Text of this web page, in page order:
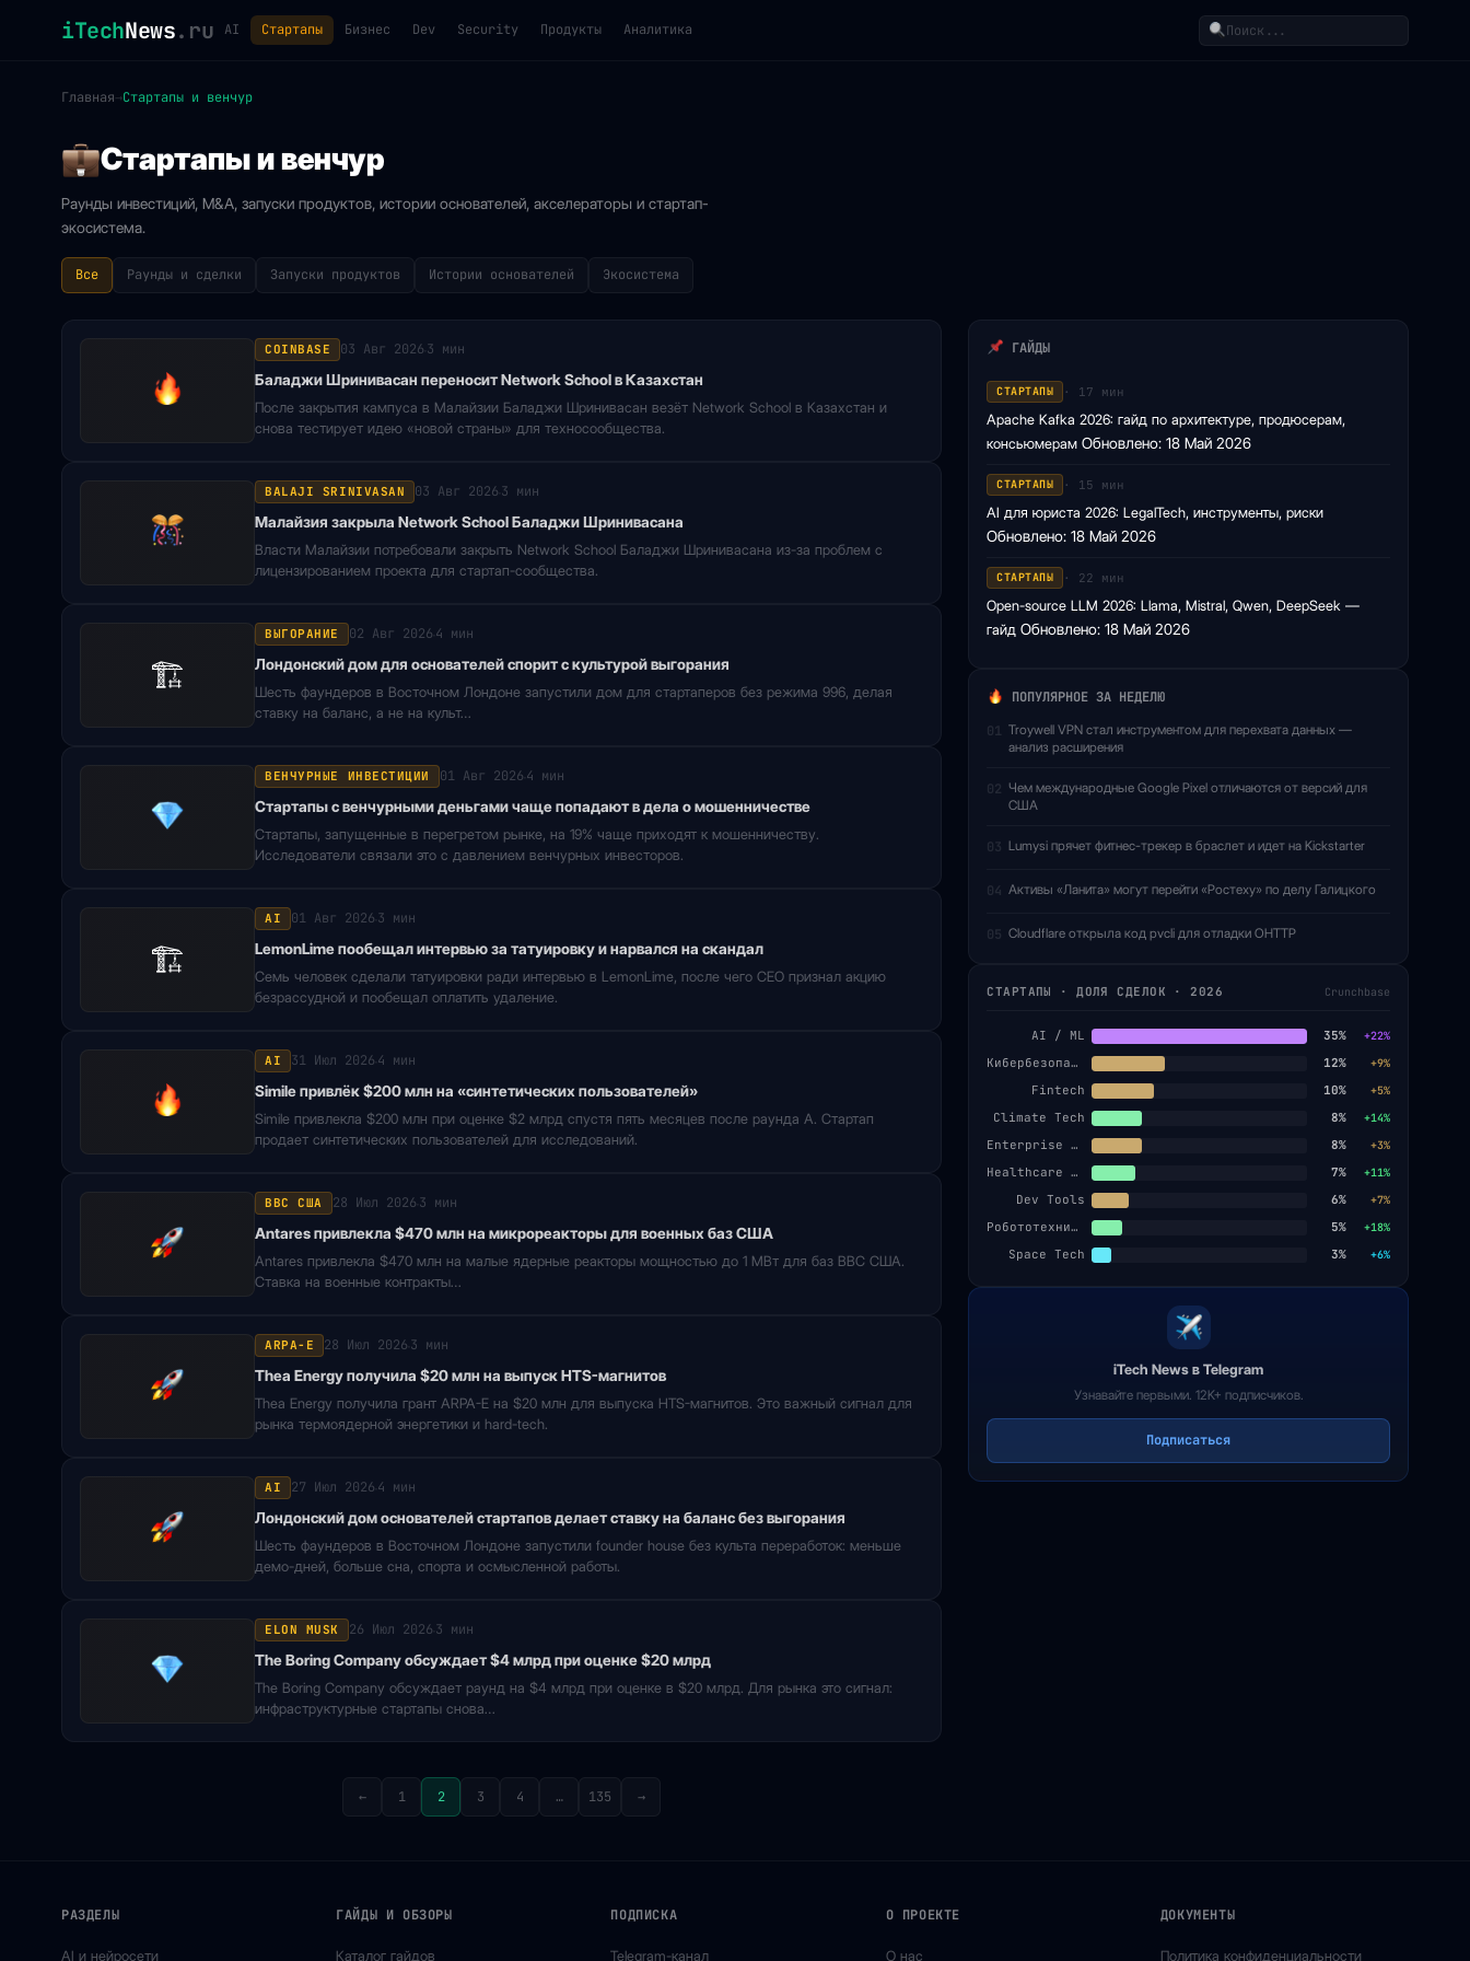
iTechNews.ru AI Стартапы Бизнес Dev Security Продукты Аналитика
Поиск
Главная→Стартапы и венчур
Стартапы и венчур
Раунды инвестиций, M&A, запуски продуктов, истории основателей, акселераторы и стартап-
экосистема.
Все Раунды и сделки Запуски продуктов Истории основателей Экосистема
COINBASE 03 Авг 2026 3 мин
Баладжи Шринивасан переносит Network School в Казахстан
После закрытия кампуса в Малайзии Баладжи Шринивасан везёт Network School в Казахстан и
снова тестирует идею «новой страны» для техносообщества.
BALAJI SRINIVASAN 03 Авг 2026 3 мин
Малайзия закрыла Network School Баладжи Шринивасана
Власти Малайзии потребовали закрыть Network School Баладжи Шринивасана из-за проблем с
лицензированием проекта для стартап-сообщества.
🏗
ВЫГОРАНИЕ 02 Авг 2026 4 мин
Лондонский дом для основателей спорит с культурой выгорания
Шесть фаундеров в Восточном Лондоне запустили дом для стартаперов без режима 996, делая
ставку на баланс, а не на культ…
ВЕНЧУРНЫЕ ИНВЕСТИЦИИ 01 Авг 2026 4 мин
Стартапы с венчурными деньгами чаще попадают в дела о мошенничестве
Стартапы, запущенные в перегретом рынке, на 19% чаще приходят к мошенничеству.
Исследователи связали это с давлением венчурных инвесторов.
🏗
AI 01 Авг 2026 3 мин
LemonLime пообещал интервью за татуировку и нарвался на скандал
Семь человек сделали татуировки ради интервью в LemonLime, после чего CEO признал акцию
безрассудной и пообещал оплатить удаление.
AI 31 Июл 2026 4 мин
Simile привлёк $200 млн на «синтетических пользователей»
Simile привлекла $200 млн при оценке $2 млрд спустя пять месяцев после раунда A. Стартап
продает синтетических пользователей для исследований.
ВВС США 28 Июл 2026 3 мин
Antares привлекла $470 млн на микрореакторы для военных баз США
Antares привлекла $470 млн на малые ядерные реакторы мощностью до 1 МВт для баз ВВС США.
Ставка на военные контракты…
ARPA-E 28 Июл 2026 3 мин
Thea Energy получила $20 млн на выпуск HTS-магнитов
Thea Energy получила грант ARPA-E на $20 млн для выпуска HTS-магнитов. Это важный сигнал для
рынка термоядерной энергетики и hard-tech.
AI 27 Июл 2026 4 мин
Лондонский дом основателей стартапов делает ставку на баланс без выгорания
Шесть фаундеров в Восточном Лондоне запустили founder house без культа переработок: меньше
демо-дней, больше сна, спорта и осмысленной работы.
ELON MUSK 26 Июл 2026 3 мин
The Boring Company обсуждает $4 млрд при оценке $20 млрд
The Boring Company обсуждает раунд на $4 млрд при оценке в $20 млрд. Для рынка это сигнал:
инфраструктурные стартапы снова…
← 1 2 3 4 … 135 →
ГАЙДЫ
СТАРТАПЫ · 17 мин
Apache Kafka 2026: гайд по архитектуре, продюсерам,
консьюмерам Обновлено: 18 Май 2026
СТАРТАПЫ · 15 мин
AI для юриста 2026: LegalTech, инструменты, риски
Обновлено: 18 Май 2026
СТАРТАПЫ · 22 мин
Open-source LLM 2026: Llama, Mistral, Qwen, DeepSeek —
гайд Обновлено: 18 Май 2026
ПОПУЛЯРНОЕ ЗА НЕДЕЛЮ
01 Troywell VPN стал инструментом для перехвата данных —
анализ расширения
02 Чем международные Google Pixel отличаются от версий для
США
03 Lumysi прячет фитнес-трекер в браслет и идет на Kickstarter
04 Активы «Ланита» могут перейти «Ростеху» по делу Галицкого
05 Cloudflare открыла код pvcli для отладки OHTTP
СТАРТАПЫ · ДОЛЯ СДЕЛОК · 2026 Crunchbase
AI / ML 35% +22%
Кибербезопасность 12% +9%
Fintech 10% +5%
Climate Tech 8% +14%
Enterprise SaaS 8% +3%
Healthcare AI 7% +11%
Dev Tools 6% +7%
Робототехника 5% +18%
Space Tech 3% +6%
iTech News в Telegram
Узнавайте первыми. 12K+ подписчиков.
Подписаться
РАЗДЕЛЫ
AI и нейросети
ГАЙДЫ И ОБЗОРЫ
Каталог гайдов
ПОДПИСКА
Telegram-канал
О ПРОЕКТЕ
О нас
ДОКУМЕНТЫ
Политика конфиденциальности